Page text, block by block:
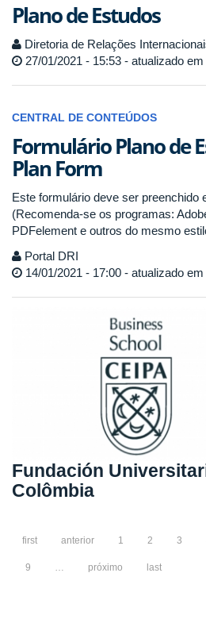
Plano de Estudos
Diretoria de Relações
27/01/2021 - 15:53 - atualizado
CENTRAL DE CONTEÚDOS
Formulário Plano de
Plan Form
Este formulário deve ser preenchido
(Recomenda-se os programas:
PDFelement e outros do mesmo
Portal DRI
14/01/2021 - 17:00 - atualizado
Fundación
Colômbia
first anterior 1 2 3
9 … próximo last